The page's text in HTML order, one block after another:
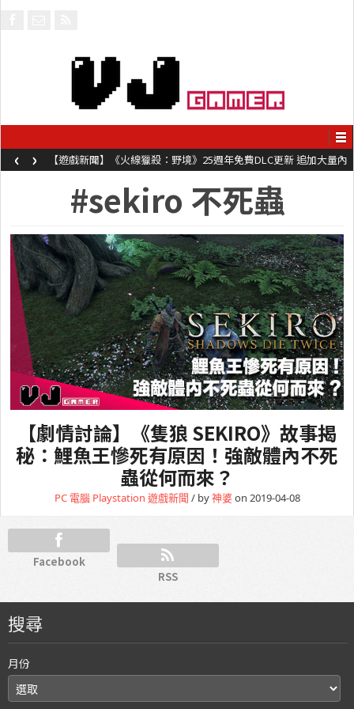
【遊戲新聞】《火線獵殺：野境》25週年免費DLC更新 追加大量內
容同時系舊作限時超平價折扣
‹ ›
#sekiro 不死蟲
【劇情討論】《隻狼 SEKIRO》故事揭
秘：鯉魚王慘死有原因！強敵體內不死
蟲從何而來？
PC 電腦 Playstation 遊戲新聞 / by神婆on 2019-04-08
Facebook
RSS
搜尋
月份